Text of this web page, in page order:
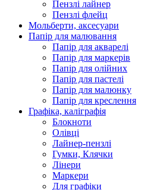
Пензлі лайнер
Пензлі флейц
Мольберти, аксесуари
Папір для малювання
Папір для акварелі
Папір для маркерів
Папір для олійних
Папір для пастелі
Папір для малюнку
Папір для креслення
Графіка, каліграфія
Блокноти
Олівці
Лайнер-пензлі
Гумки, Клячки
Лінери
Маркери
Для графіки